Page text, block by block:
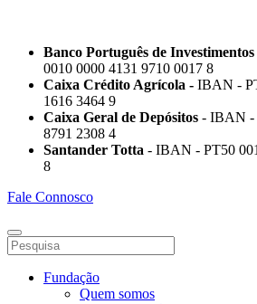
Banco Português de
0010 0000 4131 9710 0017 8
Caixa Crédito Agrícola - IBAN -
1616 3464 9
Caixa Geral de Depósitos - IBAN -
8791 2308 4
Santander Totta - IBAN - PT50
8
Fale Connosco
Fundação
Quem somos